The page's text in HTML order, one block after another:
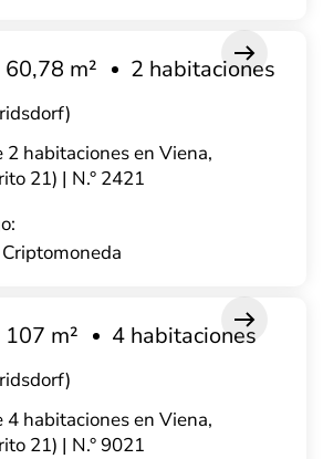
habitaciones en Viena,
21) | N.° 2421
60,78 m² 2 habitaciones
Criptomoneda
habitaciones en Viena,
21) | N.° 9021
107 m² 4 habitaciones